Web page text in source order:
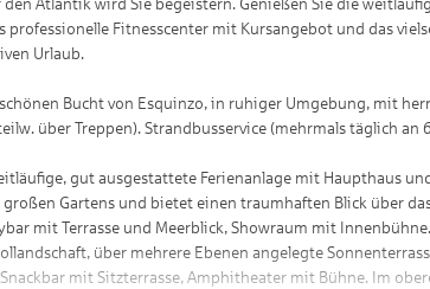
den Atlantik wird Sie begeistern. Genießen Sie die
professionelle Fitnesscenter mit Kursangebot und das
Urlaub.
Bucht von Esquinzo, in ruhiger Umgebung, mit
über Treppen). Strandbusservice (mehrmals täglich an
gut ausgestattete Ferienanlage mit Haupthaus
Gartens und bietet einen traumhaften Blick über
mit Terrasse und Meerblick, Showraum mit
über mehrere Ebenen angelegte
mit Sitzterrasse, Amphitheater mit Bühne. Im